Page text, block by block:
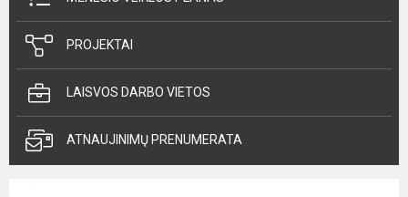
PROJEKTAI
LAISVOS DARBO VIETOS
ATNAUJINIMŲ PRENUMERATA